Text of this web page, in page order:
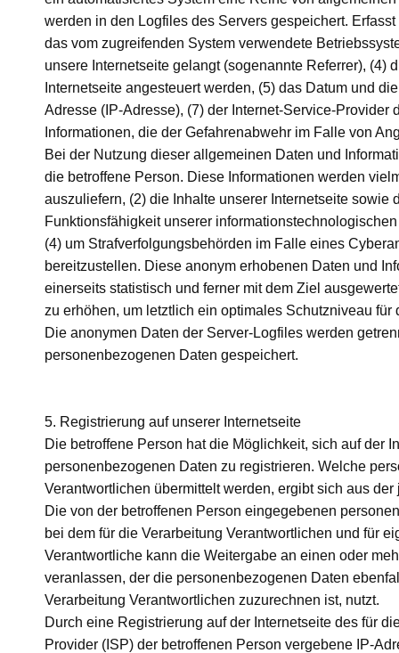
werden in den Logfiles des Servers gespeichert.
das vom zugreifenden System verwendete
unsere Internetseite gelangt (sogenannte Referrer),
Internetseite angesteuert werden, (5) das Datum und
Adresse (IP-Adresse), (7) der Internet-Service-
Informationen, die der Gefahrenabwehr im Falle von
Bei der Nutzung dieser allgemeinen Daten und
die betroffene Person. Diese Informationen werden
auszuliefern, (2) die Inhalte unserer Internetseite
Funktionsfähigkeit unserer
(4) um Strafverfolgungsbehörden im Falle eines
bereitzustellen. Diese anonym erhobenen Daten und
einerseits statistisch und ferner mit dem Ziel
zu erhöhen, um letztlich ein optimales Schutzniveau
Die anonymen Daten der Server-Logfiles werden
personenbezogenen Daten gespeichert.
5. Registrierung auf unserer Internetseite
Die betroffene Person hat die Möglichkeit, sich auf der
personenbezogenen Daten zu registrieren. Welche
Verantwortlichen übermittelt werden, ergibt sich aus
Die von der betroffenen Person eingegebenen
bei dem für die Verarbeitung Verantwortlichen und für
Verantwortliche kann die Weitergabe an einen oder
veranlassen, der die personenbezogenen Daten
Verarbeitung Verantwortlichen zuzurechnen ist, nutzt.
Durch eine Registrierung auf der Internetseite des für
Provider (ISP) der betroffenen Person vergebene IP-